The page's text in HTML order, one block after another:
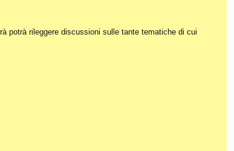
potrà rileggere discussioni sulle tante tematiche di cui